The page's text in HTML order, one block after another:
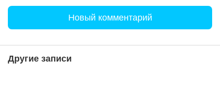
Новый комментарий
Другие записи